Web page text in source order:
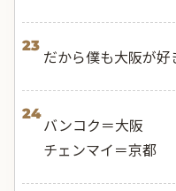
23
だから僕も大阪が
24
バンコク＝大阪
チェンマイ＝京都